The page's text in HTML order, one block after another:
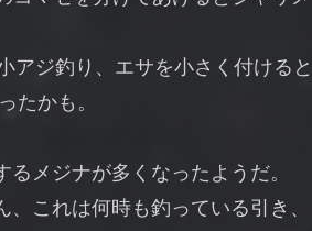
アジ釣り、エサを小さく付けると
たかも。
メジナが多くなったようだ。
これは何時も釣っている引き、